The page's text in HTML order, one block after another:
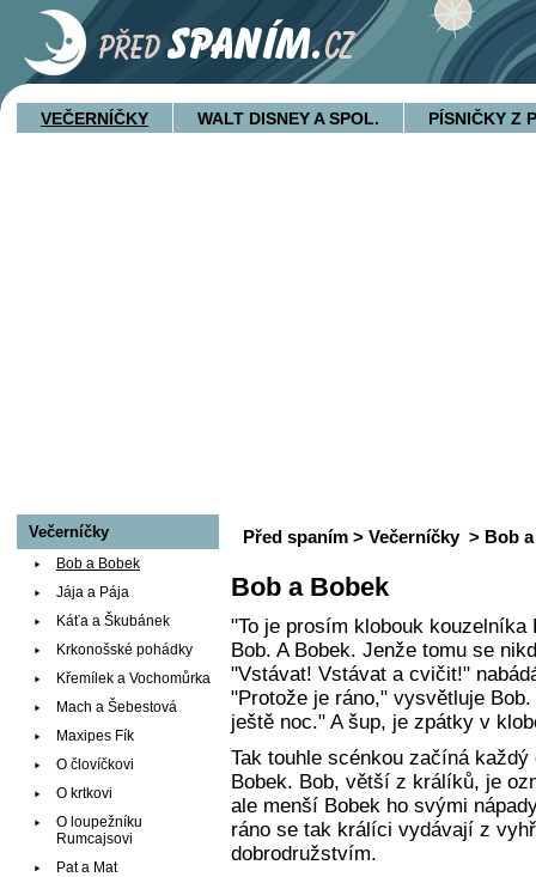
VEČERNÍČKY WALT DISNEY A SPOL. PÍSNIČKY Z
Před spaním > Večerníčky> Bob a
Bob a Bobek
"To je prosím klobouk
Bob. A Bobek. Jenže tomu se
"Vstávat! Vstávat a cvičit!"
"Protože je ráno," vysvětluje
ještě noc." A šup, je zpátky v
Tak touhle scénkou začíná
Bobek. Bob, větší z králíků, je
ale menší Bobek ho svými
ráno se tak králíci vydávají z
dobrodružstvím.
Večerníčky
Bob a Bobek
Jája a Pája
Káťa a Škubánek
Krkonošské pohádky
Křemílek a Vochomůrka
Mach a Šebestová
Maxipes Fík
O človíčkovi
O krtkovi
O loupežníku
Rumcajsovi
Pat a Mat